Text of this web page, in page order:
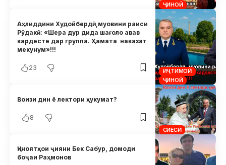
ҶИНОӢ
ИҶТИМОӢ
ҶИНОӢ
Аҳлиддини Худойбердӣ,муовини раиси
Рӯдакӣ: «Шера дур дида шағоло авав
кардесте дар группа. Ҳамата наказат
мекунум»!!!
23
СИЁСӢ
Воизи дин ё лектори ҳукумат?
8
Ҷиноятҳои ҷияни Бек Сабур, домоди
боҷаи Раҳмонов